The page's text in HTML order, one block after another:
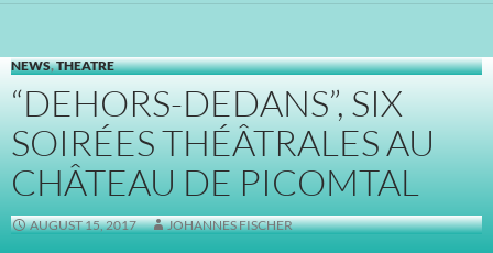
NEWS,THEATRE
“DEHORS-DEDANS”, SIX
SOIRÉES THÉÂTRALES AU
CHÂTEAU DE PICOMTAL
AUGUST 15, 2017 JOHANNES FISCHER